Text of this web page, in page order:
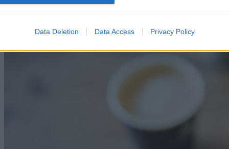
Data Deletion Data Access Privacy Policy
NASA: Σε διαστρική ρύθμιση Μεγάλης Έκρηξης